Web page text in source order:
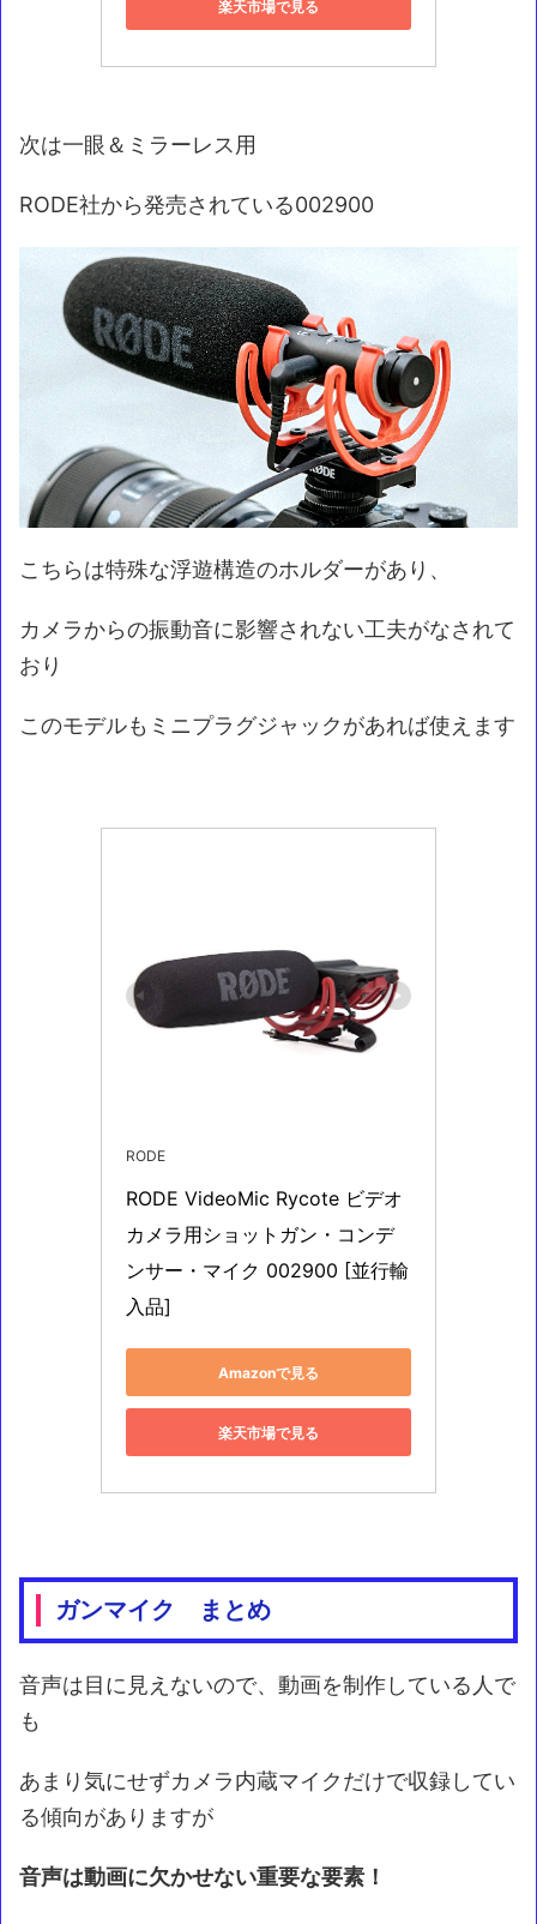
楽天市場で見る
次は一眼＆ミラーレス用
RODE社から発売されている002900
こちらは特殊な浮遊構造のホルダーがあり、
カメラからの振動音に影響されない工夫がなされて
おり
このモデルもミニプラグジャックがあれば使えます
RODE
RODE VideoMic Rycote ビデオ
カメラ用ショットガン・コンデ
ンサー・マイク 002900 [並行輸
入品]
Amazonで見る
楽天市場で見る
ガンマイク まとめ
音声は目に見えないので、動画を制作している人で
も
あまり気にせずカメラ内蔵マイクだけで収録してい
る傾向がありますが
音声は動画に欠かせない重要な要素！